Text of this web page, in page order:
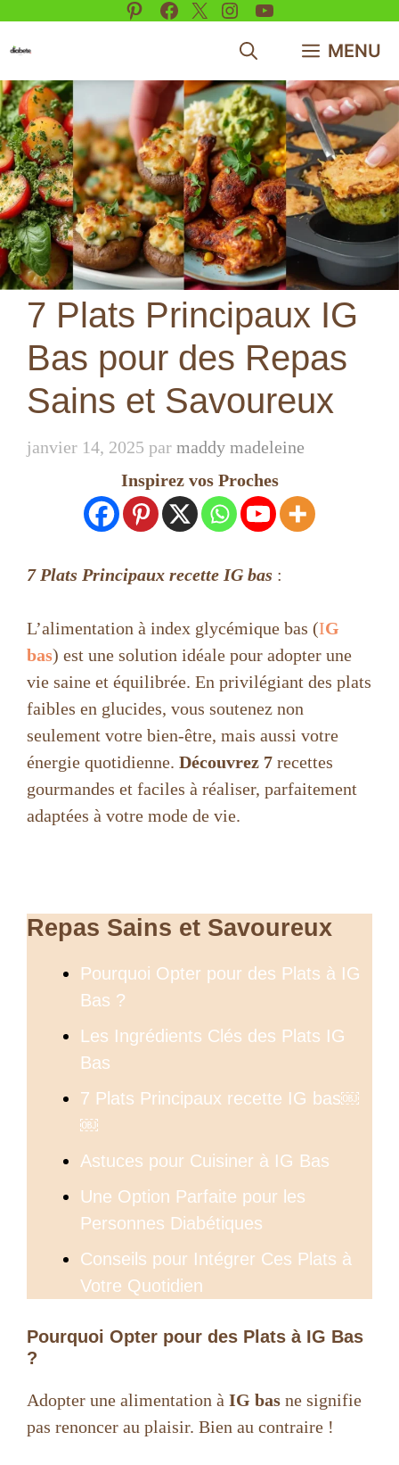
Pinterest
Facebook
X Instagram
YouTube
MENU
7 Plats Principaux IG
Bas pour des Repas
Sains et Savoureux
janvier 14, 2025 par maddy madeleine
Inspirez vos Proches
7 Plats Principaux recette IG bas :
L’alimentation à index glycémique bas (IG
bas) est une solution idéale pour adopter une
vie saine et équilibrée. En privilégiant des plats
faibles en glucides, vous soutenez non
seulement votre bien-être, mais aussi votre
énergie quotidienne. Découvrez 7 recettes
gourmandes et faciles à réaliser, parfaitement
adaptées à votre mode de vie.
Repas Sains et Savoureux
Pourquoi Opter pour des Plats à IG
Bas ?
Les Ingrédients Clés des Plats IG
Bas
7 Plats Principaux recette IG bas￼
￼
Astuces pour Cuisiner à IG Bas
Une Option Parfaite pour les
Personnes Diabétiques
Conseils pour Intégrer Ces Plats à
Votre Quotidien
Pourquoi Opter pour des Plats à IG Bas
?
Adopter une alimentation à IG bas ne signifie
pas renoncer au plaisir. Bien au contraire !